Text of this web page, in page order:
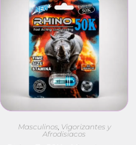
Masculinos Vigorizantes y
Afrodisiacos